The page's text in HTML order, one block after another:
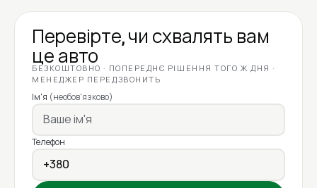
Перевірте, чи схвалять вам
це авто
БЕЗКОШТОВНО · ПОПЕРЕДНЄ РІШЕННЯ ТОГО Ж ДНЯ ·
МЕНЕДЖЕР ПЕРЕДЗВОНИТЬ
Ім'я (необов'язково)
Телефон